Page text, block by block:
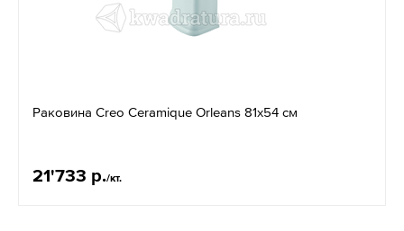
Раковина Creo Ceramique Orleans 81x54 см
21'733 р./кт.